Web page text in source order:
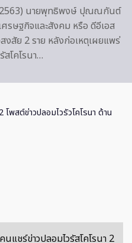
. 2563) นายพุทธิพงษ์ ปุณณกันต์
รษฐกิจและสังคม หรือ ดีอีเอส
งสัย 2 ราย หลังก่อเหตุเผยแพร่
สโคโรนา…
พสต์ข่าวปลอมไวรัวโคโรนา ด้าน
นแชร์ข่าวปลอมไวรัสโคโรนา 2